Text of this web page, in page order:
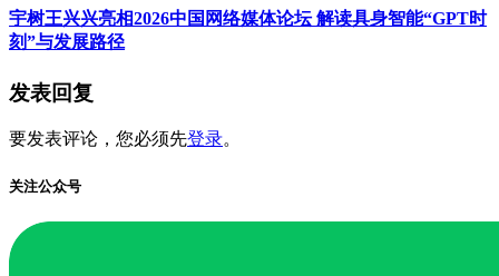
宇树王兴兴亮相2026中国网络媒体论坛 解读具身智能“GPT时
刻”与发展路径
发表回复
要发表评论，您必须先登录。
关注公众号